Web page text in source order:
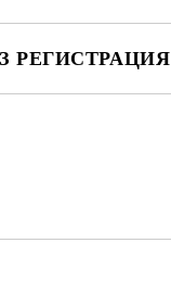
РЕГИСТРАЦИЯ